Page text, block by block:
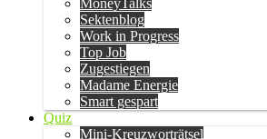
MoneyTalks
Sektenblog
Work in Progress
Top Job
Zugestiegen
Madame Energie
Smart gespart
Quiz
Mini-Kreuzworträtsel